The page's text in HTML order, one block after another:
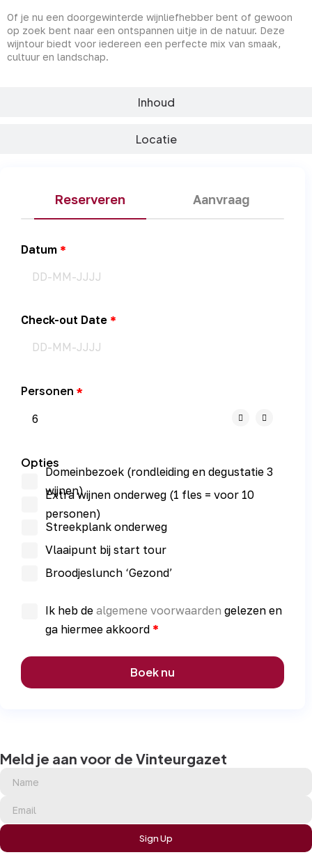
Inhoud
Locatie
Of je nu een doorgewinterde wijnliefhebber bent of gewoon
op zoek bent naar een ontspannen uitje in de natuur. Deze
wijntour biedt voor iedereen een perfecte mix van smaak,
cultuur en landschap.
Reserveren Aanvraag
Datum
Check-out Date
Personen
Opties
Domeinbezoek (rondleiding en degustatie 3
wijnen)
Extra wijnen onderweg (1 fles = voor 10
personen)
Streekplank onderweg
Vlaaipunt bij start tour
Broodjeslunch ‘Gezond’
Ik heb de algemene voorwaarden gelezen en
ga hiermee akkoord
Boek nu
Meld je aan voor de Vinteurgazet
Sign Up